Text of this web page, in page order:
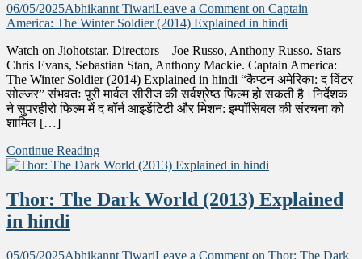
06/05/2025Abhikannt TiwariLeave a Comment on Captain
America: The Winter Soldier (2014) Explained in hindi
Watch on Jiohotstar. Directors – Joe Russo, Anthony Russo. Stars –
Chris Evans, Sebastian Stan, Anthony Mackie. Captain America:
The Winter Soldier (2014) Explained in hindi “कैप्टन अमेरिका: द विंटर
सोल्जर” संभवतः पूरी मार्वल सीरीज की सर्वश्रेष्ठ फिल्म हो सकती है।निर्देशक
ने सुपरहीरो फिल्म में द बॉर्न आइडेंटिटी और मिशन: इम्पॉसिबल की संरचना को
शामिल […]
Continue Reading
Thor: The Dark World (2013) Explained
in hindi
05/05/2025Abhikannt TiwariLeave a Comment on Thor: The Dark